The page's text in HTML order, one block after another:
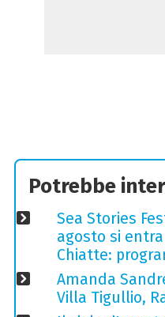
Potrebbe
Sea Stories
agosto si
Chiatte:
Amanda
Villa Tigullio,